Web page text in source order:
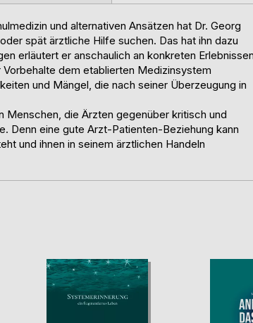
und alternativen Ansätzen hat Dr. Georg
spät ärztliche Hilfe suchen. Das hat ihn dazu
erläutert er anschaulich an konkreten
dem etablierten Medizinsystem
und Mängel, die nach seiner Überzeugung in
Menschen, die Ärzten gegenüber kritisch und
Denn eine gute Arzt-Patienten-Beziehung kann
und ihnen in seinem ärztlichen Handeln